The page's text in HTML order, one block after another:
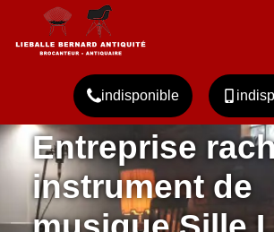
indisponible
Entreprise
instrument de